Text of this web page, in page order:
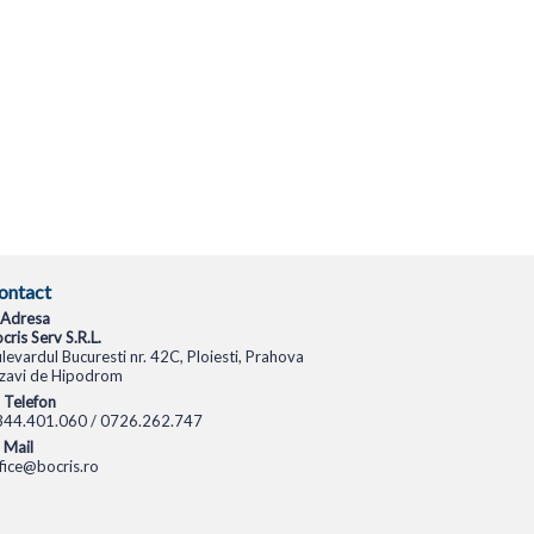
Adresa
Serv S.R.L.
Bucuresti nr. 42C, Ploiesti, Prahova
de Hipodrom
Telefon
/ 0726.262.747
Mail